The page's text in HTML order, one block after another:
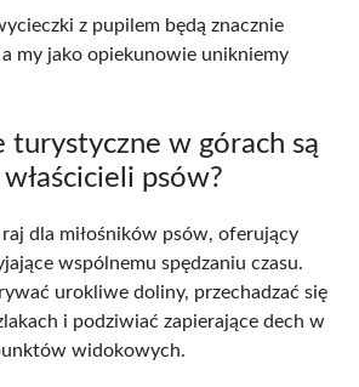
z pupilem będą znacznie
my jako opiekunowie unikniemy
turystyczne w górach są
psów?
dla miłośników psów, oferujący
wspólnemu spędzaniu czasu.
urokliwe doliny, przechadzać się
i podziwiać zapierające dech w
widokowych.